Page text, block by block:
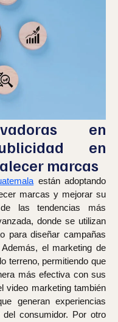
en
en
marcas
están adoptando
marcas y mejorar su
las tendencias más
donde se utilizan
para diseñar campañas
el marketing de
terreno, permitiendo que
más efectiva con sus
video marketing también
generan experiencias
consumidor. Por otro